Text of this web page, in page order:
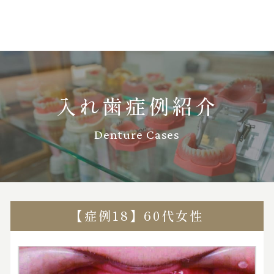
入れ歯症例紹介
Denture Cases
【症例18】60代女性